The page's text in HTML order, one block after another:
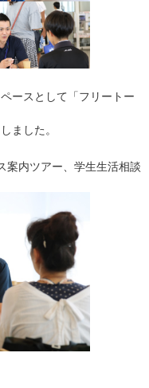
ースとして「フリートー
ました。
案内ツアー、学生生活相談